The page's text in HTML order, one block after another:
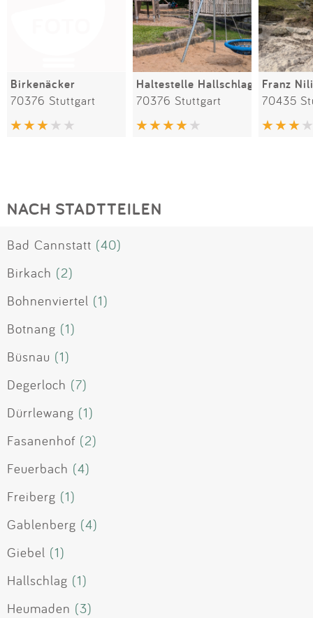
Birkenäcker
70376 Stuttgart
Haltestelle Hallschlag
70376 Stuttgart 70435
NACH STADTTEILEN
Bad Cannstatt (40)
Birkach (2)
Bohnenviertel (1)
Botnang (1)
Büsnau (1)
Degerloch (7)
Dürrlewang (1)
Fasanenhof (2)
Feuerbach (4)
Freiberg (1)
Gablenberg (4)
Giebel (1)
Hallschlag (1)
Heumaden (3)